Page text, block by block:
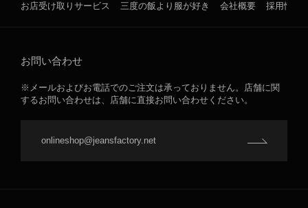
お店受け取りサービス 三度の飯より服が好き 会社概要 採用情報
お問い合わせ
※メールおよびお電話でのご注文は承っておりません。店舗に関
するお問い合わせは、店舗に直接お問い合わせください。
onlineshop@jeansfactory.net